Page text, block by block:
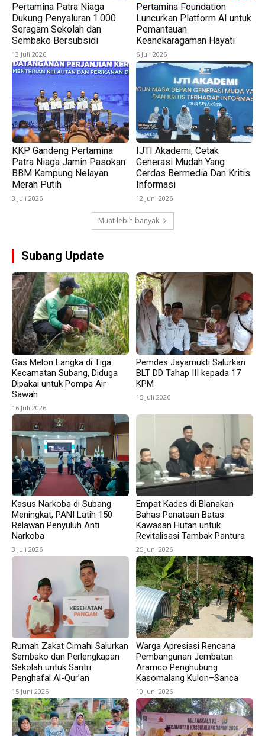
Pertamina Patra Niaga
Dukung Penyaluran 1.000
Seragam Sekolah dan
Sembako Bersubsidi
13 Juli 2026
Pertamina Foundation
Luncurkan Platform AI untuk
Pemantauan
Keanekaragaman Hayati
6 Juli 2026
KKP Gandeng Pertamina
Patra Niaga Jamin Pasokan
BBM Kampung Nelayan
Merah Putih
3 Juli 2026
IJTI Akademi, Cetak
Generasi Mudah Yang
Cerdas Bermedia Dan Kritis
Informasi
12 Juni 2026
Muat lebih banyak
Subang Update
Gas Melon Langka di Tiga
Kecamatan Subang, Diduga
Dipakai untuk Pompa Air
Sawah
16 Juli 2026
Pemdes Jayamukti Salurkan
BLT DD Tahap III kepada 17
KPM
15 Juli 2026
Kasus Narkoba di Subang
Meningkat, PANI Latih 150
Relawan Penyuluh Anti
Narkoba
3 Juli 2026
Empat Kades di Blanakan
Bahas Penataan Batas
Kawasan Hutan untuk
Revitalisasi Tambak Pantura
25 Juni 2026
Rumah Zakat Cimahi Salurkan
Sembako dan Perlengkapan
Sekolah untuk Santri
Penghafal Al-Qur’an
15 Juni 2026
Warga Apresiasi Rencana
Pembangunan Jembatan
Aramco Penghubung
Kasomalang Kulon–Sanca
10 Juni 2026